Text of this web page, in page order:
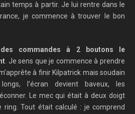
temps à partir. Je lui rentre dans le
je commence à trouver le bon
commandes à 2 boutons le
. Je sens que je commence à prendre
à finir Kilpatrick mais soudain
l’écran devient baveux, les
Le mec qui était à deux doigt
ring. Tout était calculé : je comprend